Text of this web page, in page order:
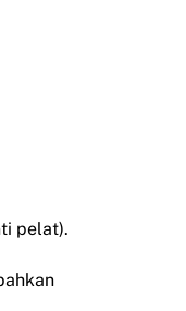
pelat).